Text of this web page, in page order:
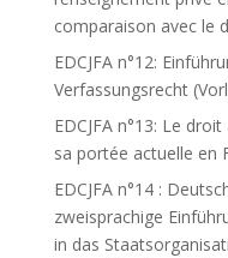
comparaison avec le
EDCJFA n°12:
Verfassungsrecht
EDCJFA n°13: Le
sa portée actuelle en
EDCJFA n°14 :
zweisprachige
in das